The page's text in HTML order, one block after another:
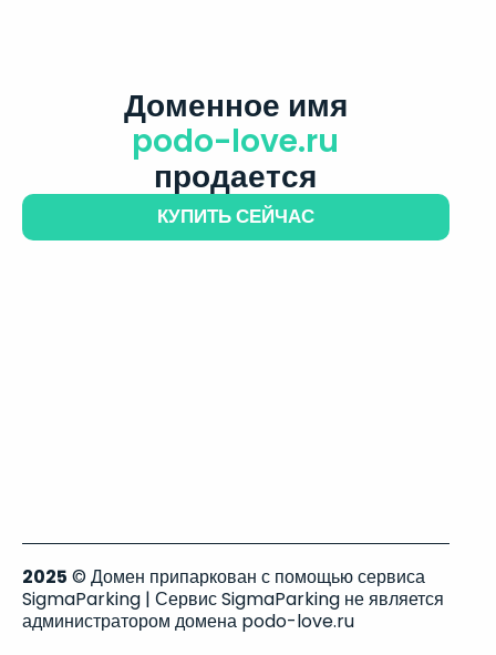
Доменное имя
podo-love.ru
продается
КУПИТЬ СЕЙЧАС
2025 © Домен припаркован с помощью сервиса
SigmaParking | Сервис SigmaParking не является
администратором домена podo-love.ru